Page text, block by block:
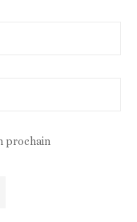
prochain